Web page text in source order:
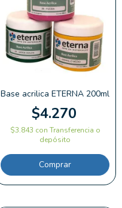
Base acrilica ETERNA 200ml
$4.270
$3.843 con Transferencia o
depósito
Comprar